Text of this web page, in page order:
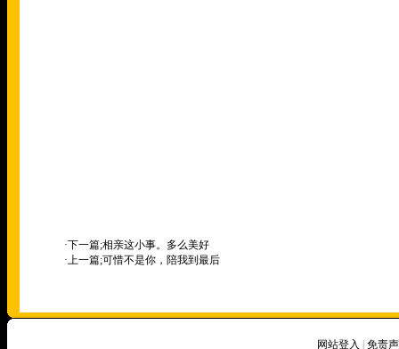
·下一篇;相亲这小事。多么美好
·上一篇;可惜不是你，陪我到最后
网站登入
免责